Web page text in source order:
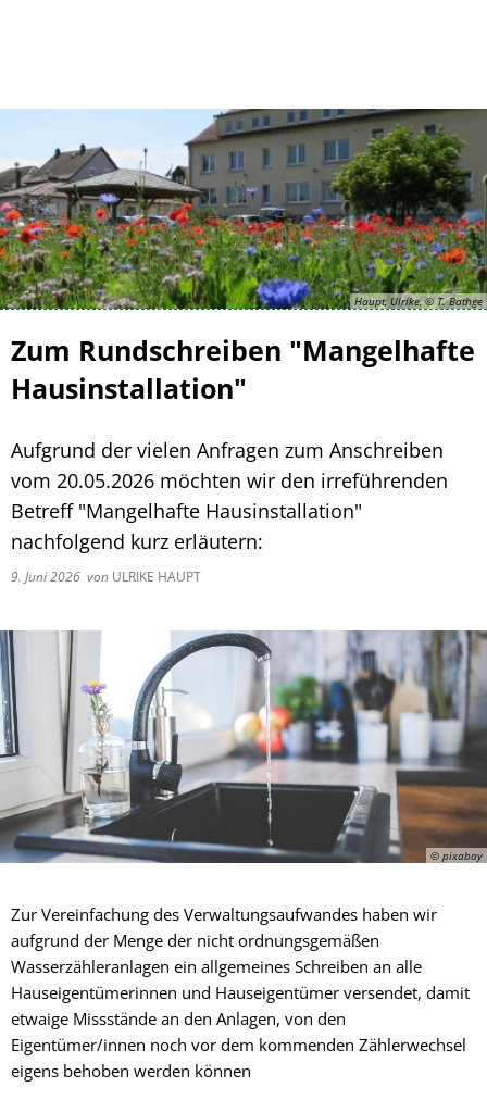
Haupt, Ulrike, © T. Bathge
Zum Rundschreiben "Mangelhafte
Hausinstallation"
Aufgrund der vielen Anfragen zum Anschreiben
vom 20.05.2026 möchten wir den irreführenden
Betreff "Mangelhafte Hausinstallation"
nachfolgend kurz erläutern:
9. Juni 2026 von ULRIKE HAUPT
© pixabay
Zur Vereinfachung des Verwaltungsaufwandes haben wir
aufgrund der Menge der nicht ordnungsgemäßen
Wasserzähleranlagen ein allgemeines Schreiben an alle
Hauseigentümerinnen und Hauseigentümer versendet, damit
etwaige Missstände an den Anlagen, von den
Eigentümer/innen noch vor dem kommenden Zählerwechsel
eigens behoben werden können